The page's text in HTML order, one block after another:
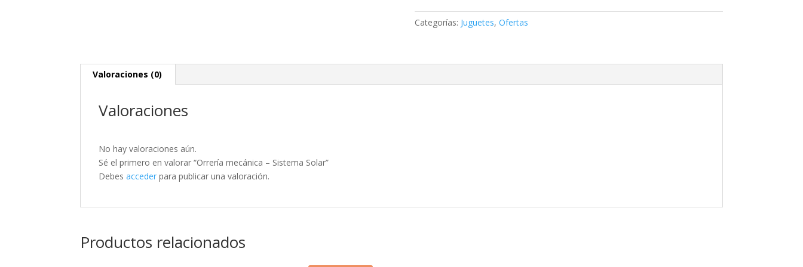
cantidad
Categorías: Juguetes, Ofertas
Valoraciones (0)
Valoraciones
No hay valoraciones aún.
Sé el primero en valorar “Orrería mecánica – Sistema Solar”
Debesacceder para publicar una valoración.
Productos relacionados